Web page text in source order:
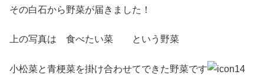
その白石から野菜が届きました！
上の写真は 食べたい菜 という野菜
小松菜と青梗菜を掛け合わせてできた野菜です